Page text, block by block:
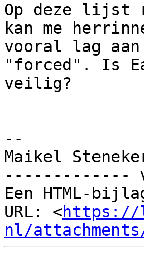
Op deze lijst
kan me
vooral lag
"forced". Is
veilig?
--
Maikel
-------------
Een HTML-
URL: <https://
nl/